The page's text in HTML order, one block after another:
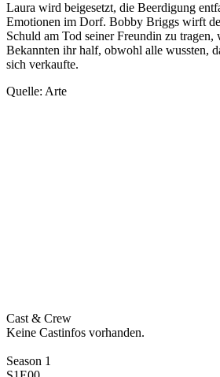
Laura wird beigesetzt, die Beerdigung
Emotionen im Dorf. Bobby Briggs wirft
Schuld am Tod seiner Freundin zu
Bekannten ihr half, obwohl alle wussten,
sich verkaufte.
Quelle: Arte
Cast & Crew
Keine Castinfos vorhanden.
Season 1